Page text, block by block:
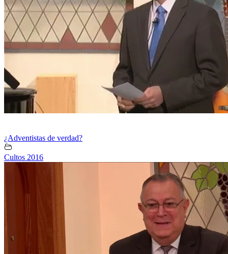
¿Adventistas de verdad?
Cultos 2016